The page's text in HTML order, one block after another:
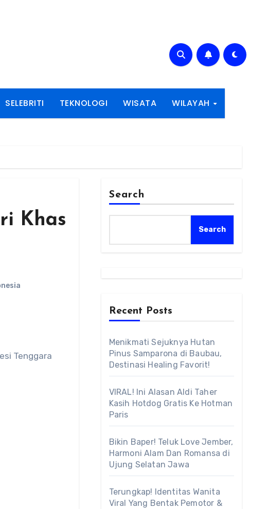
SELEBRITI TEKNOLOGI WISATA WILAYAH
Khas
Search
Search
Recent Posts
Menikmati Sejuknya Hutan
Pinus Samparona di Baubau,
Destinasi Healing Favorit!
VIRAL! Ini Alasan Aldi Taher
Kasih Hotdog Gratis Ke Hotman
Paris
Bikin Baper! Teluk Love Jember,
Harmoni Alam Dan Romansa di
Ujung Selatan Jawa
Terungkap! Identitas Wanita
Viral Yang Bentak Pemotor &